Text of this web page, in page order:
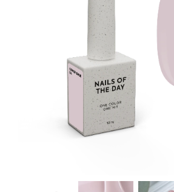
Kundenbewertungen